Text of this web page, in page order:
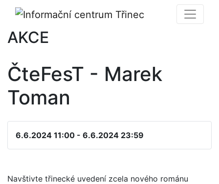
AKCE
ČteFesT - Marek
Toman
6.6.2024 11:00 - 6.6.2024 23:59
Navštivte třinecké uvedení zcela nového románu